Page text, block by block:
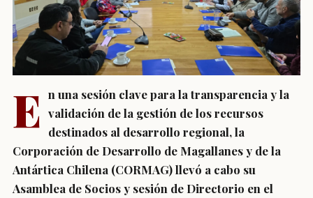
E n una sesión clave para la transparencia y la
validación de la gestión de los recursos
destinados al desarrollo regional, la
Corporación de Desarrollo de Magallanes y de la
Antártica Chilena (CORMAG) llevó a cabo su
Asamblea de Socios y sesión de Directorio en el